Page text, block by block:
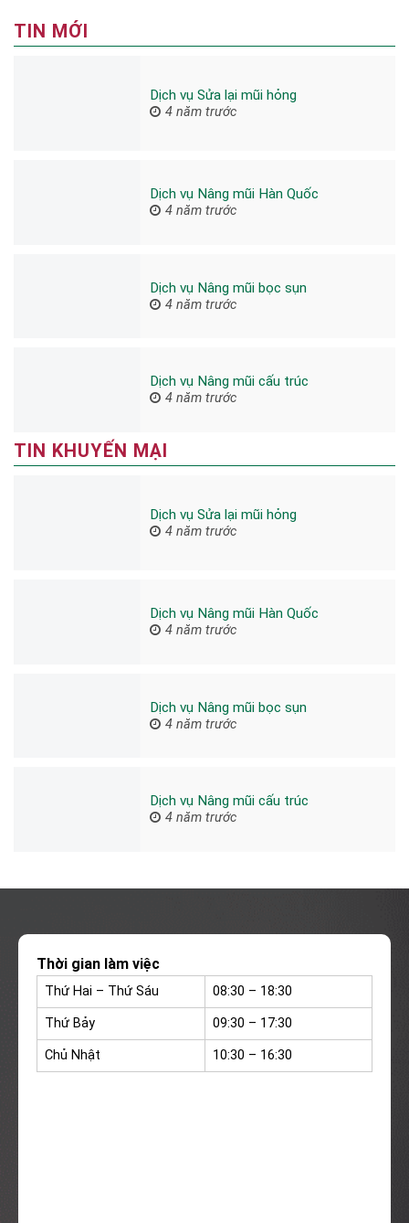
TIN MỚI
Dịch vụ Sửa lại mũi hỏng
4 năm trước
Dịch vụ Nâng mũi Hàn Quốc
4 năm trước
Dịch vụ Nâng mũi bọc sụn
4 năm trước
Dịch vụ Nâng mũi cấu trúc
4 năm trước
TIN KHUYẾN MẠI
Dịch vụ Sửa lại mũi hỏng
4 năm trước
Dịch vụ Nâng mũi Hàn Quốc
4 năm trước
Dịch vụ Nâng mũi bọc sụn
4 năm trước
Dịch vụ Nâng mũi cấu trúc
4 năm trước
Thời gian làm việc
Thứ Hai – Thứ Sáu 08:30 – 18:30
Thứ Bảy 09:30 – 17:30
Chủ Nhật 10:30 – 16:30